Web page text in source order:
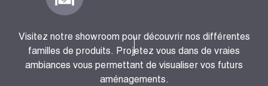
Visitez notre showroom pour découvrir nos différentes
familles de produits. Projetez vous dans de vraies
ambiances vous permettant de visualiser vos futurs
aménagements.